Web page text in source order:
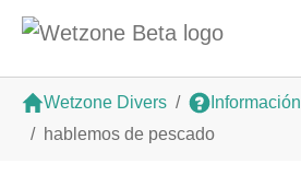
Saltar al contenido principal
Wetzone Divers Información
hablemos de pescado